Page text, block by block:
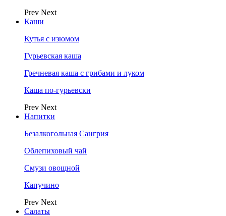
Prev Next
Каши
Кутья с изюмом
Гурьевская каша
Гречневая каша с грибами и луком
Каша по-гурьевски
Prev Next
Напитки
Безалкогольная Сангрия
Облепиховый чай
Смузи овощной
Капучино
Prev Next
Салаты